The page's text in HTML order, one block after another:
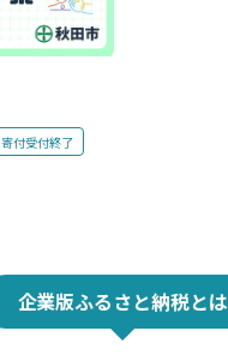
寄付受付終了
企業版ふるさと納税とは